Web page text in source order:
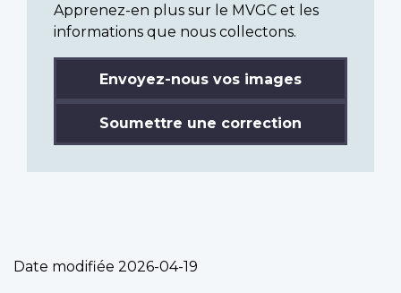
Apprenez-en plus sur le MVGC et les
informations que nous collectons.
Envoyez-nous vos images
Soumettre une correction
Date modifiée 2026-04-19